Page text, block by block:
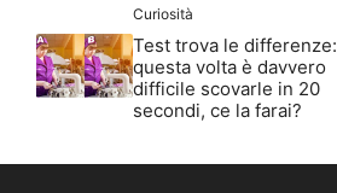
Curiosità
Test trova le differenze:
questa volta è davvero
difficile scovarle in 20
secondi, ce la farai?